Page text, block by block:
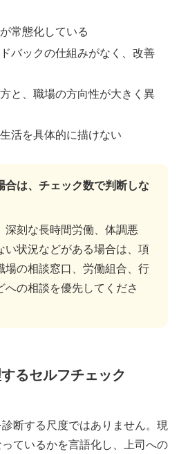
常態化している
バックの仕組みがなく、改善
と、職場の方向性が大きく異
活を具体的に描けない
合は、チェック数で判断しな
刻な長時間労働、体調悪
い状況などがある場合は、項
場の相談窓口、労働組合、行
の相談を優先してくださ
るセルフチェック
断する尺度ではありません。現
ているかを言語化し、上司への